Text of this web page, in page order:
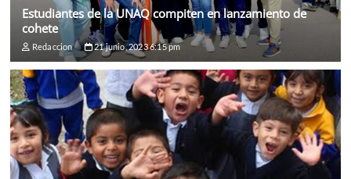
Estudiantes de la UNAQ compiten en lanzamiento de
cohete
Redaccion 21 junio, 2023 6:15 pm